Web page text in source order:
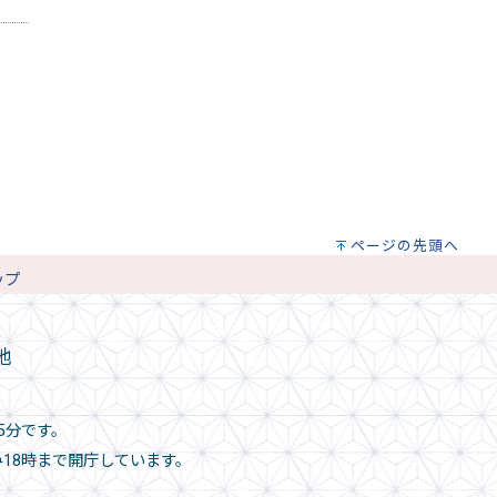
ページの先頭へ
プ
です。
時まで開庁しています。